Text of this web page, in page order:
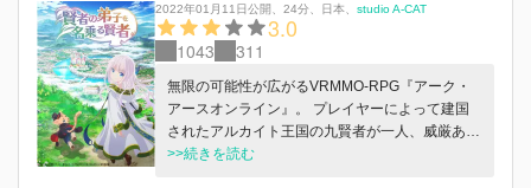
2022年01月11日公開 24分 日本 studio A-CAT
3.0
1043 311
無限の可能性が広がるVRMMO-RPG『アーク・
アースオンライン』。 プレイヤーによって建国
されたアルカイト王国の九賢者が一人、威厳あふ
れる老齢の召喚術士ダンブルフもまたプレイヤー
>>続きを読む